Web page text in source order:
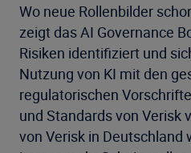
Wo neue Rollenbilder
zeigt das AI Governance
Risiken identifiziert und
Nutzung von KI mit den
regulatorischen
und Standards von Verisk
von Verisk in Deutschland